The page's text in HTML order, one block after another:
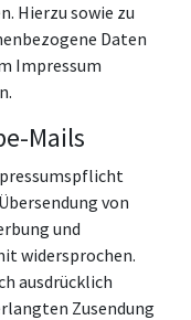
Hierzu sowie zu
Daten
Impressum
Mails
von
und
widersprochen.
ausdrücklich
Zusendung